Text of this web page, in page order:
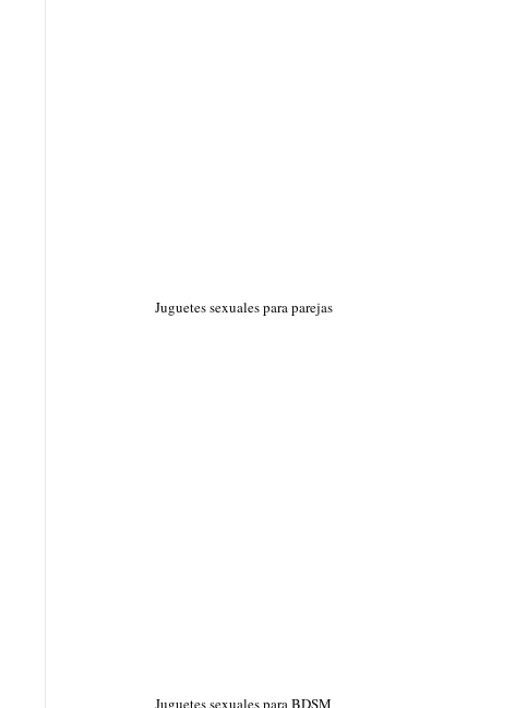
Juguetes sexuales para parejas
Juguetes sexuales para BDSM